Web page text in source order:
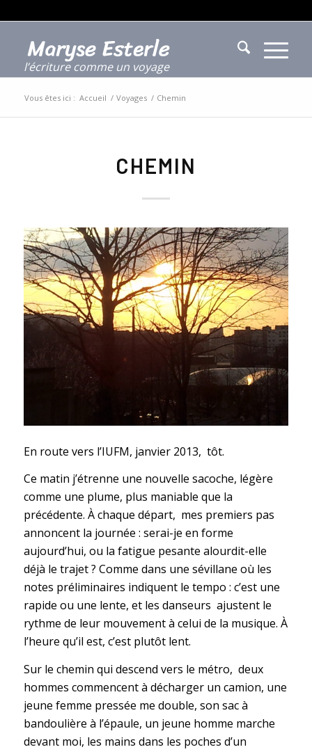
l’écriture comme un voyage
Vous êtes ici : Accueil / Voyages / Chemin
CHEMIN
En route vers l’IUFM, janvier 2013, tôt.
Ce matin j’étrenne une nouvelle sacoche, légère
comme une plume, plus maniable que la
précédente. À chaque départ, mes premiers pas
annoncent la journée : serai-je en forme
aujourd’hui, ou la fatigue pesante alourdit-elle
déjà le trajet ? Comme dans une sévillane où les
notes préliminaires indiquent le tempo : c’est une
rapide ou une lente, et les danseurs ajustent le
rythme de leur mouvement à celui de la musique. À
l’heure qu’il est, c’est plutôt lent.
Sur le chemin qui descend vers le métro, deux
hommes commencent à décharger un camion, une
jeune femme pressée me double, son sac à
bandoulière à l’épaule, un jeune homme marche
devant moi, les mains dans les poches d’un